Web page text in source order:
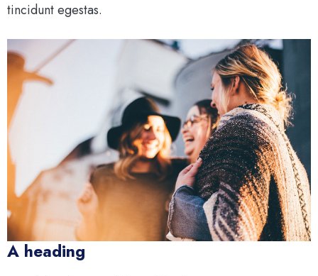
tincidunt egestas.
A heading